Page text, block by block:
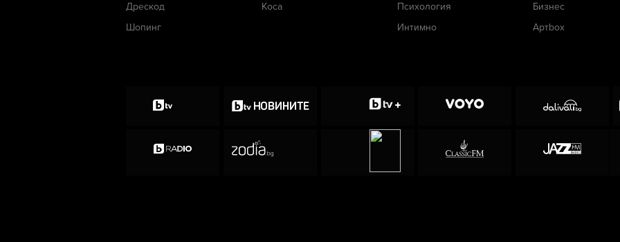
Дрескод
Шопинг
Коса
Психология
Интимно
Бизнес
Артbox